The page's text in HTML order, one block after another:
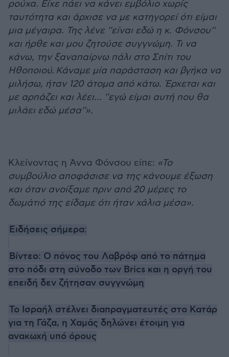
ρούχα. Είχε πάει να κάνει εμβόλιο χωρίς
ταυτότητα και άρχισε να με κατηγορεί ότι είμαι
μια μέγαιρα. Της λένε ''είναι εδώ η κ. Φόνσου''
και ήρθε και μου ζητούσε συγγνώμη. Τι να
κάνω, την ξαναπαίρνω πάλι στο Σπίτι του
Ηθοποιού. Κάναμε μία παράσταση και βγήκα να
μιλήσω, ήταν 120 άτομα από κάτω. Έρχεται και
με αρπάζει και λέει… ''εγώ είμαι αυτή που θα
μιλάει εδώ μέσα''».
Κλείνοντας η Άννα Φόνσου είπε: «Το
συμβούλιο αποφάσισε να της κάνουμε έξωση
και όταν ανοίξαμε πριν από 20 μέρες το
δωμάτιό της είδαμε ότι ήταν χάλια μέσα».
Ειδήσεις σήμερα:
Βίντεο: Ο πόνος του Λαβρόφ από το πάτημα
στο πόδι στη σύνοδο των Brics και η οργή του
επειδή δεν ζήτησαν συγγνώμη
Το Ισραήλ στέλνει διαπραγματευτές στο Κατάρ
για τη Γάζα, η Χαμάς δηλώνει έτοιμη για
ανακωχή υπό όρους